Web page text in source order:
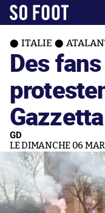
ITALIE
Des
Gazzetta
GD
LE DIMANCHE 06